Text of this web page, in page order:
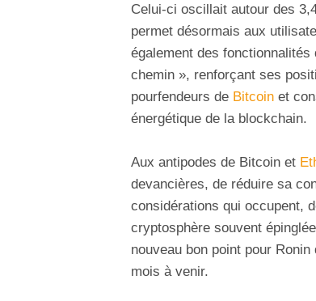
Celui-ci oscillait autour des
permet désormais aux
également des fonctionnalités
chemin », renforçant ses
pourfendeurs de Bitcoin et
énergétique de la blockchain.
Aux antipodes de Bitcoin et
devancières, de réduire sa
considérations qui occupent,
cryptosphère souvent
nouveau bon point pour
mois à venir.